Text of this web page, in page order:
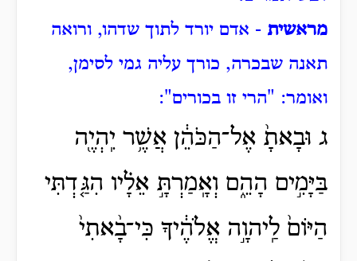
מראשית - אדם יורד לתוך שדהו, ורואה
תאנה שבכרה, כורך עליה גמי לסימן,
ואומר: "הרי זו בכורים":
ג וּבָאתָ֙ אֶל־הַכֹּהֵ֔ן אֲשֶׁ֥ר יִֽהְיֶ֖ה
בַּיָּמִ֣ים הָהֵ֑ם וְאָֽמַרְתָּ֣ אֵלָ֗יו הִגַּ֤דְתִּי
הַיּוֹם֙ לַֽיהוָ֣ה אֱלֹהֶ֔יךָ כִּי־בָ֨אתִי֙